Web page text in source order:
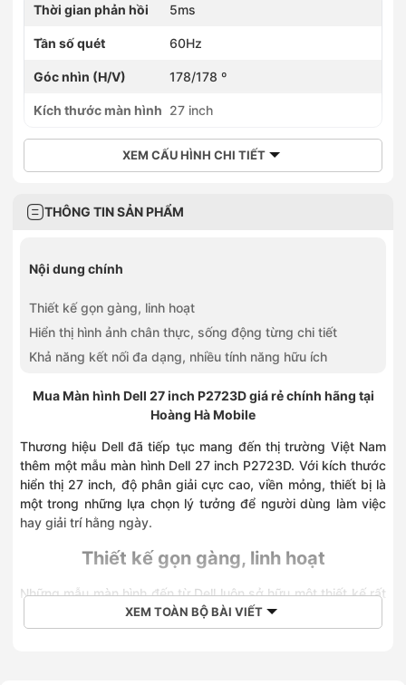
Thời gian phản hồi 5ms
Tần số quét 60Hz
Góc nhìn (H/V) 178/178 º
Kích thước màn hình 27 inch
XEM CẤU HÌNH CHI TIẾT
THÔNG TIN SẢN PHẨM
Nội dung chính
Thiết kế gọn gàng, linh hoạt
Hiển thị hình ảnh chân thực, sống động từng chi tiết
Khả năng kết nối đa dạng, nhiều tính năng hữu ích
Mua Màn hình Dell 27 inch P2723D giá rẻ chính hãng tại
Hoàng Hà Mobile
Thương hiệu Dell đã tiếp tục mang đến thị trường Việt Nam
thêm một mẫu màn hình Dell 27 inch P2723D. Với kích thước
hiển thị 27 inch, độ phân giải cực cao, viền mỏng, thiết bị là
một trong những lựa chọn lý tưởng để người dùng làm việc
hay giải trí hằng ngày.
Thiết kế gọn gàng, linh hoạt
Những mẫu màn hình đến từ Dell luôn sở hữu một thiết kế rất
đơn giản nhưng lại tạo nên điểm nhấn nhận diện thương hiệu.
Kiểu dáng bên ngoài của thiết bị mang phong cách khá
XEM TOÀN BỘ BÀI VIẾT